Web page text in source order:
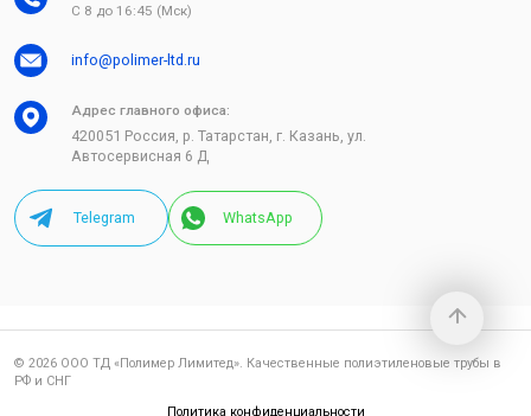
С 8 до 16:45 (Мск)
info@polimer-ltd.ru
Адрес главного офиса:
420051 Россия, р. Татарстан, г. Казань, ул.
Автосервисная 6 Д
Telegram WhatsApp
© 2026 ООО ТД «Полимер Лимитед». Качественные полиэтиленовые трубы в
РФ и СНГ
Политика конфиденциальности